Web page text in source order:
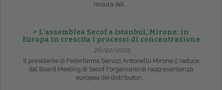
misura del...
> L’assemblea Secof a Istanbul, Mirone: in
Europa in crescita i processi di concentrazione
26/02/2025
Il presidente di Federfarma Servizi Antonello Mirone č reduce
dal Board Meeting di Secof l'organismo di rappresentanza
europea dei distributori...